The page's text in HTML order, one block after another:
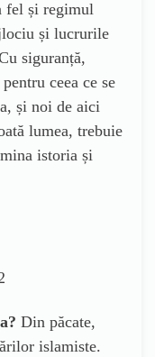
fel și regimul
și lucrurile
siguranță,
ceea ce se
și noi de aici
lumea, trebuie
istoria și
Din păcate,
islamiste.